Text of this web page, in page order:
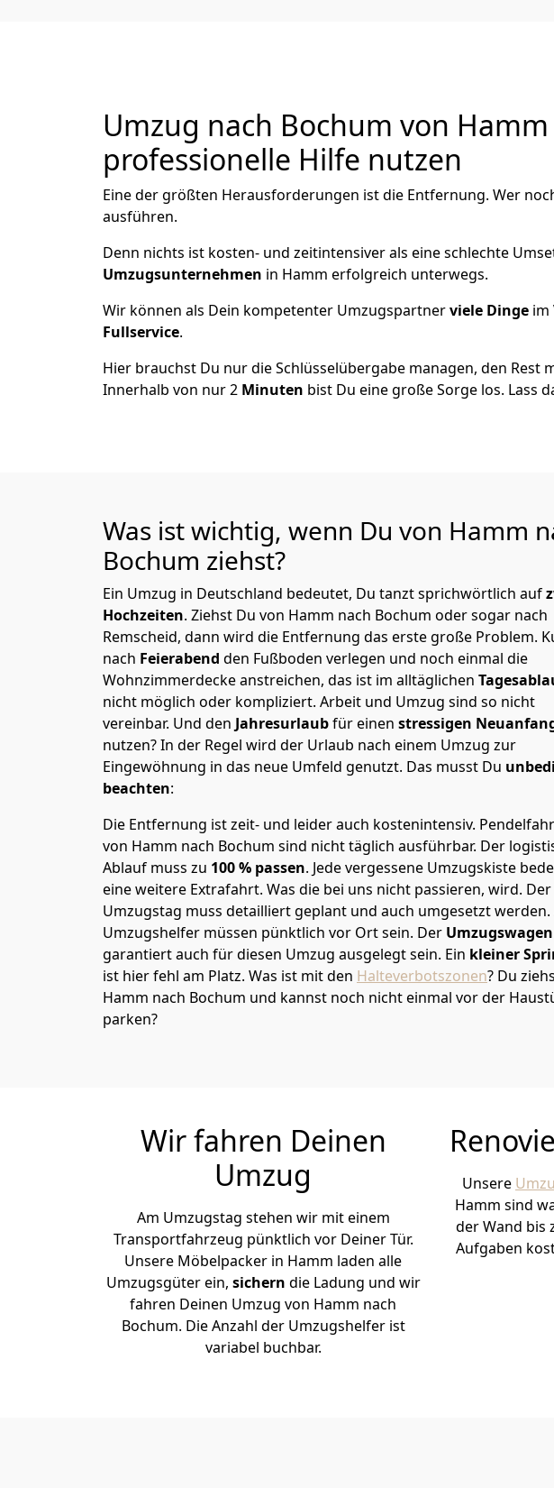
Umzug nach Bochum von
professionelle Hilfe nutzen
Eine der größten Herausforderungen ist die Entfernung. Wer
ausführen.
Denn nichts ist kosten- und zeitintensiver als eine schlechte
Umzugsunternehmen in Hamm erfolgreich unterwegs.
Wir können als Dein kompetenter Umzugspartnerviele Dinge im
Fullservice.
Hier brauchst Du nur die Schlüsselübergabe managen, den Rest
Innerhalb von nur 2 Minuten bist Du eine große Sorge los. Lass
Was ist wichtig, wenn Du von Hamm
Bochum ziehst?
Ein Umzug in Deutschland bedeutet, Du tanzt sprichwörtlich auf
Hochzeiten. Ziehst Du von Hamm nach Bochum oder sogar nach
Remscheid, dann wird die Entfernung das erste große Problem.
nach Feierabend den Fußboden verlegen und noch einmal die
Wohnzimmerdecke anstreichen, das ist im alltäglichen
nicht möglich oder kompliziert. Arbeit und Umzug sind so nicht
vereinbar. Und den Jahresurlaubfür einen stressigen
nutzen? In der Regel wird der Urlaub nach einem Umzug zur
Eingewöhnung in das neue Umfeld genutzt. Das musst Du
beachten:
Die Entfernung ist zeit- und leider auch kostenintensiv.
von Hamm nach Bochum sind nicht täglich ausführbar. Der
Ablauf muss zu 100 % passen. Jede vergessene Umzugskiste
eine weitere Extrafahrt. Was die bei uns nicht passieren, wird. Der
Umzugstag muss detailliert geplant und auch umgesetzt werden.
Umzugshelfer müssen pünktlich vor Ort sein. Der Umzugswagen
garantiert auch für diesen Umzug ausgelegt sein. Ein kleiner
ist hier fehl am Platz. Was ist mit den Halteverbotszonen? Du
Hamm nach Bochum und kannst noch nicht einmal vor der
parken?
Wir fahren Deinen
Umzug
Am Umzugstag stehen wir mit einem
Transportfahrzeug pünktlich vor Deiner Tür.
Unsere Möbelpacker in Hamm laden alle
Umzugsgüter ein, sichern die Ladung und wir
fahren Deinen Umzug von Hamm nach
Bochum. Die Anzahl der Umzugshelfer ist
variabel buchbar.
Unsere
Hamm sind
der Wand bis
Aufgaben